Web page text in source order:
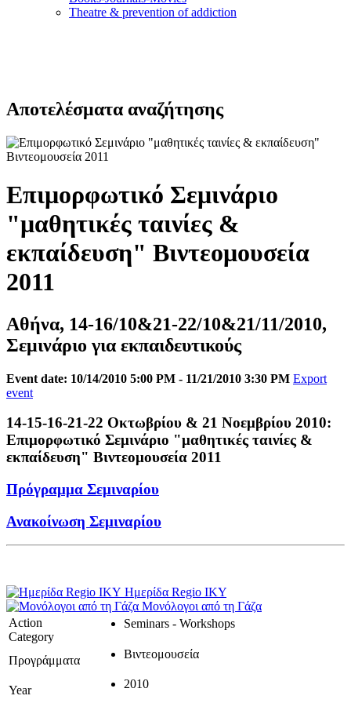
Τheatre & prevention of addiction
Αποτελέσματα αναζήτησης
Επιμορφωτικό Σεμινάριο
"μαθητικές ταινίες &
εκπαίδευση" Βιντεομουσεία
2011
Αθήνα, 14-16/10&21-22/10&21/11/2010,
Σεμινάριο για εκπαιδευτικούς
Event date: 10/14/2010 5:00 PM - 11/21/2010 3:30 PM Export
event
14-15-16-21-22 Οκτωβρίου & 21 Νοεμβρίου 2010:
Επιμορφωτικό Σεμινάριο "μαθητικές ταινίες &
εκπαίδευση" Βιντεομουσεία 2011
Πρόγραμμα Σεμιναρίου
Ανακοίνωση Σεμιναρίου
Ημερίδα Regio ΙΚΥ
Μονόλογοι από τη Γάζα
Action
Category
Seminars - Workshops
Προγράμματα Βιντεομουσεία
Year 2010